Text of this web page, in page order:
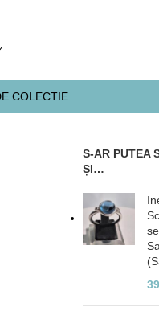
COLECTIE
S-AR PUTEA
ȘI…